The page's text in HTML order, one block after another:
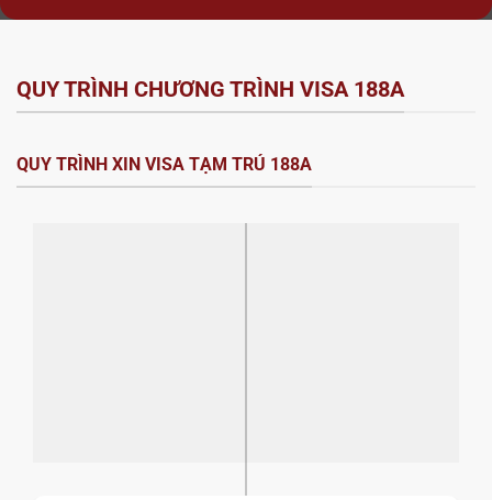
QUY TRÌNH CHƯƠNG TRÌNH VISA 188A
QUY TRÌNH XIN VISA TẠM TRÚ 188A